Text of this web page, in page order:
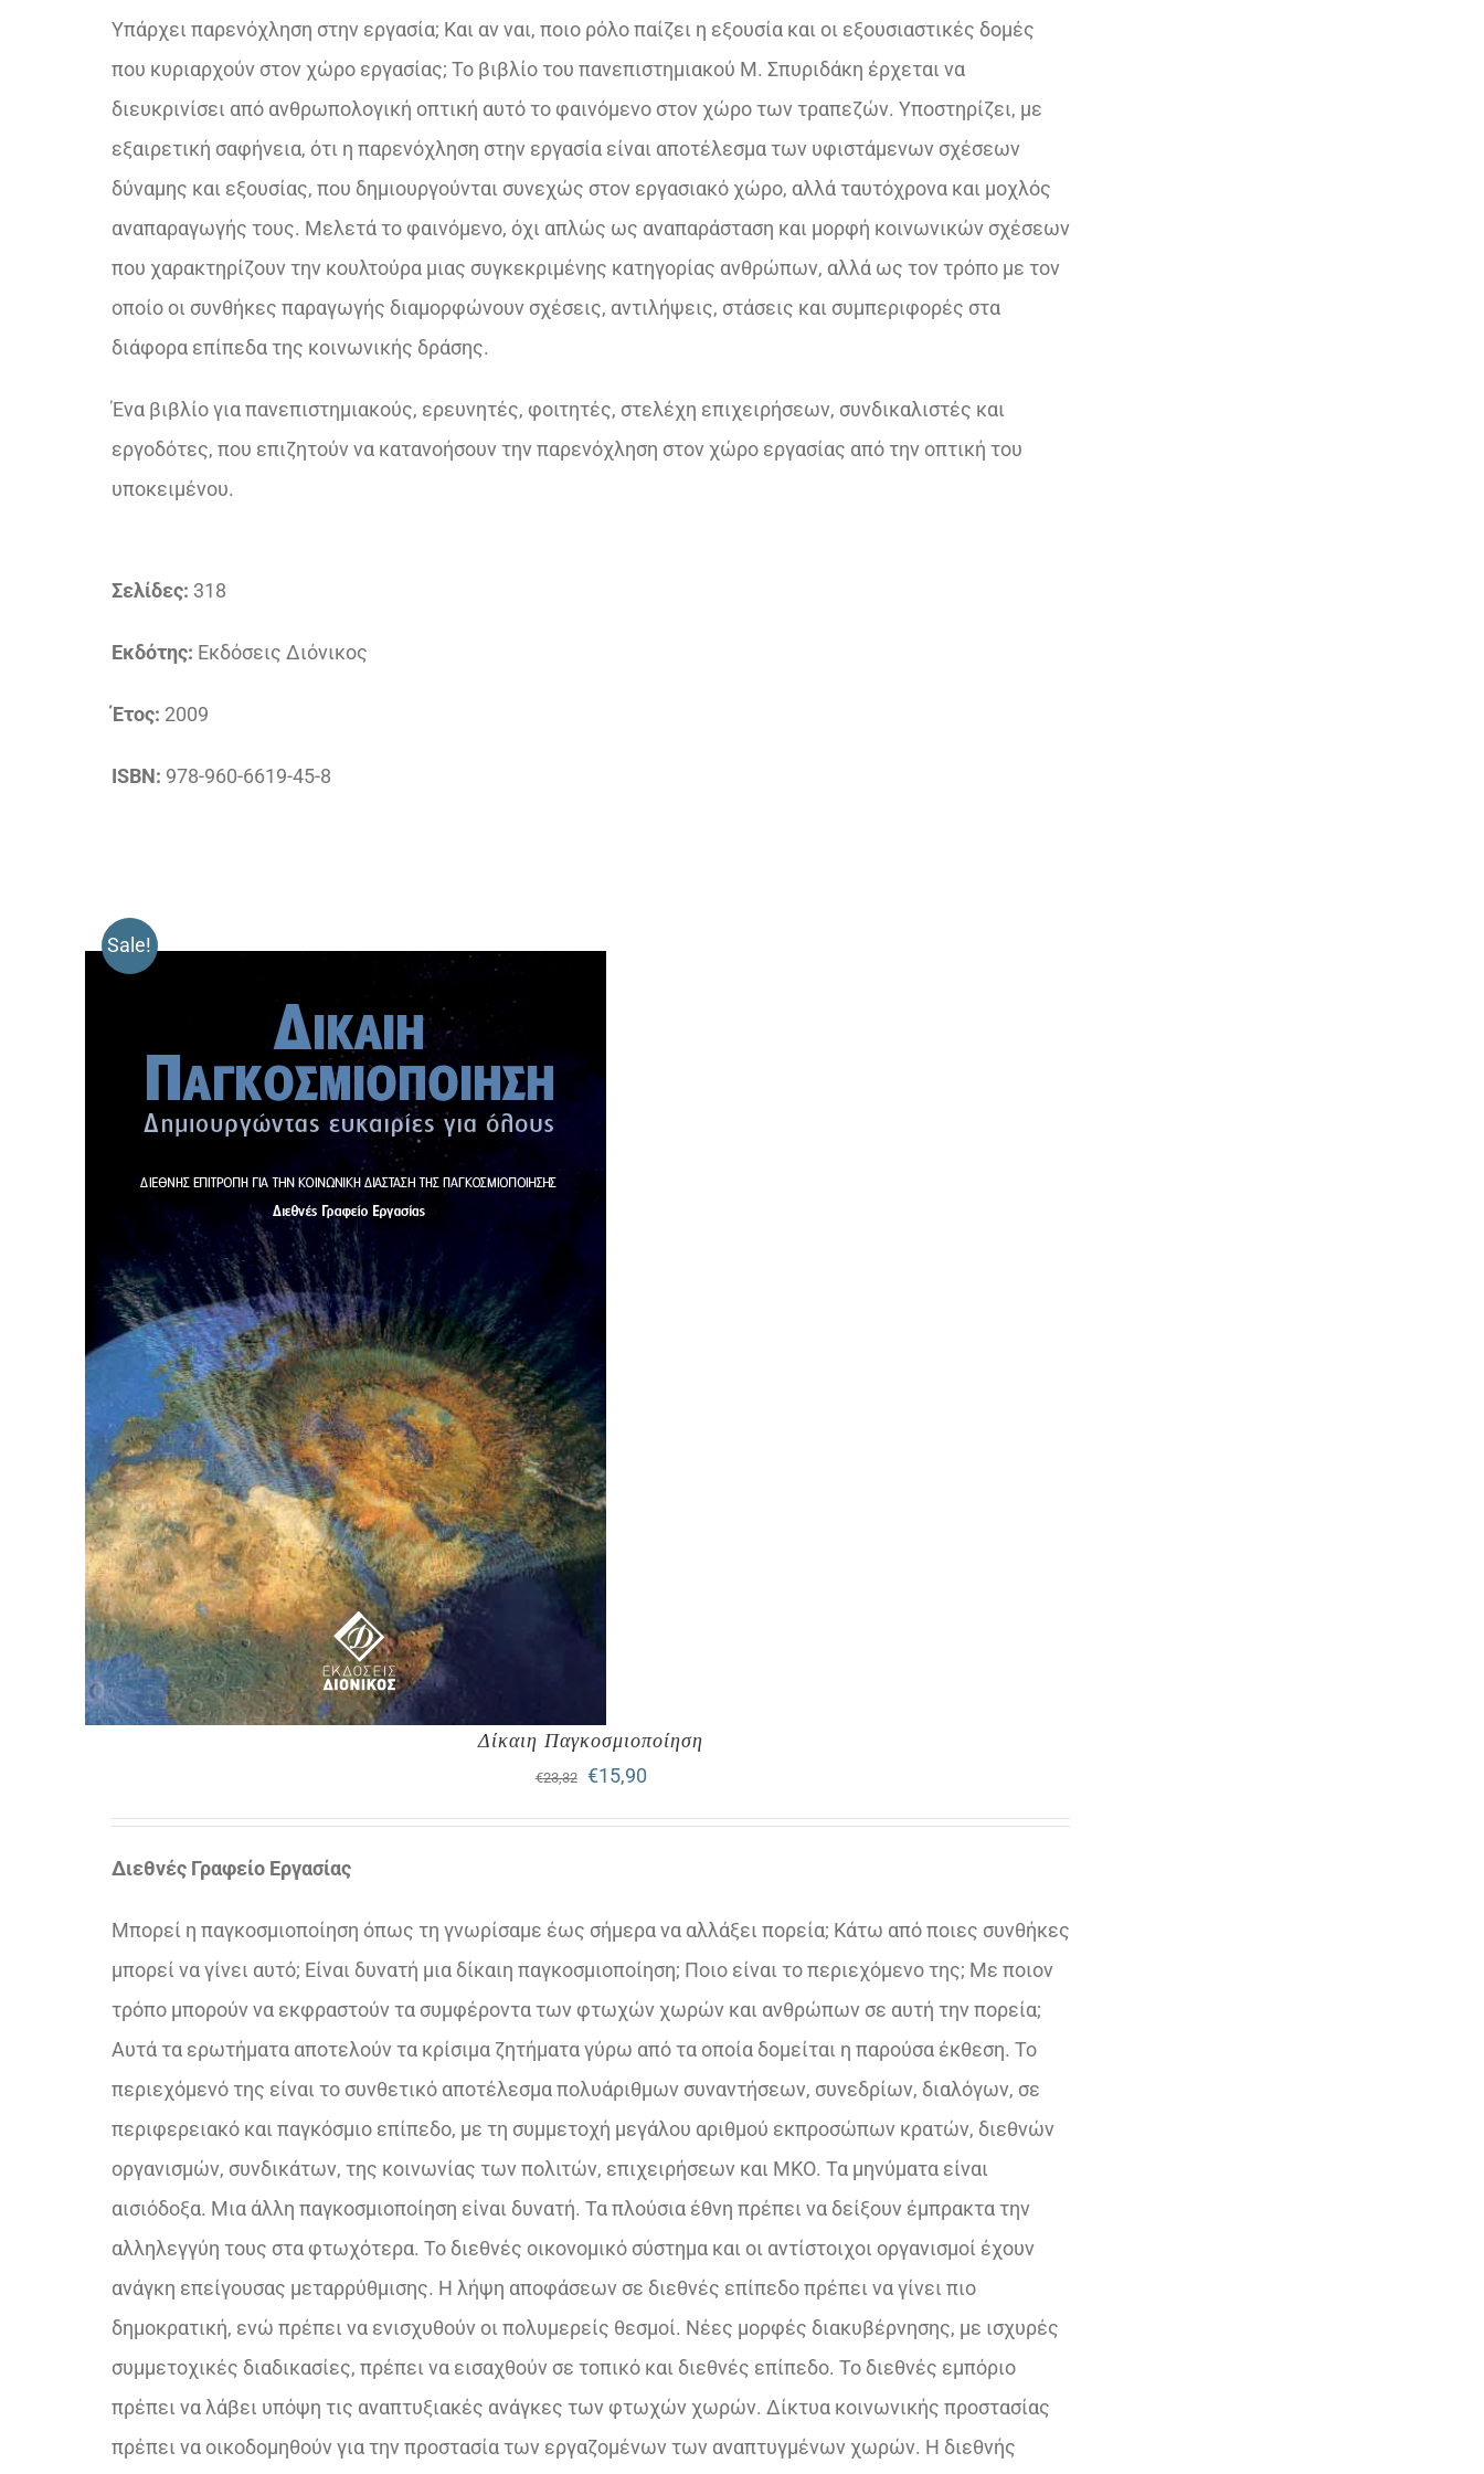
€18,02.
Υπάρχει παρενόχληση στην εργασία; Και αν ναι, ποιο ρόλο παίζει η εξουσία και οι εξουσιαστικές δομές
που κυριαρχούν στον χώρο εργασίας; Το βιβλίο του πανεπιστημιακού Μ. Σπυριδάκη έρχεται να
διευκρινίσει από ανθρωπολογική οπτική αυτό το φαινόμενο στον χώρο των τραπεζών. Υποστηρίζει, με
εξαιρετική σαφήνεια, ότι η παρενόχληση στην εργασία είναι αποτέλεσμα των υφιστάμενων σχέσεων
δύναμης και εξουσίας, που δημιουργούνται συνεχώς στον εργασιακό χώρο, αλλά ταυτόχρονα και μοχλός
αναπαραγωγής τους. Μελετά το φαινόμενο, όχι απλώς ως αναπαράσταση και μορφή κοινωνικών σχέσεων
που χαρακτηρίζουν την κουλτούρα μιας συγκεκριμένης κατηγορίας ανθρώπων, αλλά ως τον τρόπο με τον
οποίο οι συνθήκες παραγωγής διαμορφώνουν σχέσεις, αντιλήψεις, στάσεις και συμπεριφορές στα
διάφορα επίπεδα της κοινωνικής δράσης.
Ένα βιβλίο για πανεπιστημιακούς, ερευνητές, φοιτητές, στελέχη επιχειρήσεων, συνδικαλιστές και
εργοδότες, που επιζητούν να κατανοήσουν την παρενόχληση στον χώρο εργασίας από την οπτική του
υποκειμένου.
Σελίδες: 318
Εκδότης: Εκδόσεις Διόνικος
Έτος: 2009
ISBN: 978-960-6619-45-8
Sale!
Δίκαιη Παγκοσμιοποίηση
€23,32
Original
price
€15,90Η
τρέχουσα
€15,90.
Διεθνές Γραφείο Εργασίας
Μπορεί η παγκοσμιοποίηση όπως τη γνωρίσαμε έως σήμερα να αλλάξει πορεία; Κάτω από ποιες συνθήκες
μπορεί να γίνει αυτό; Είναι δυνατή μια δίκαιη παγκοσμιοποίηση; Ποιο είναι το περιεχόμενο της; Με ποιον
τρόπο μπορούν να εκφραστούν τα συμφέροντα των φτωχών χωρών και ανθρώπων σε αυτή την πορεία;
Αυτά τα ερωτήματα αποτελούν τα κρίσιμα ζητήματα γύρω από τα οποία δομείται η παρούσα έκθεση. Το
περιεχόμενό της είναι το συνθετικό αποτέλεσμα πολυάριθμων συναντήσεων, συνεδρίων, διαλόγων, σε
περιφερειακό και παγκόσμιο επίπεδο, με τη συμμετοχή μεγάλου αριθμού εκπροσώπων κρατών, διεθνών
οργανισμών, συνδικάτων, της κοινωνίας των πολιτών, επιχειρήσεων και ΜΚΟ. Τα μηνύματα είναι
αισιόδοξα. Μια άλλη παγκοσμιοποίηση είναι δυνατή. Τα πλούσια έθνη πρέπει να δείξουν έμπρακτα την
αλληλεγγύη τους στα φτωχότερα. Το διεθνές οικονομικό σύστημα και οι αντίστοιχοι οργανισμοί έχουν
ανάγκη επείγουσας μεταρρύθμισης. Η λήψη αποφάσεων σε διεθνές επίπεδο πρέπει να γίνει πιο
δημοκρατική, ενώ πρέπει να ενισχυθούν οι πολυμερείς θεσμοί. Νέες μορφές διακυβέρνησης, με ισχυρές
συμμετοχικές διαδικασίες, πρέπει να εισαχθούν σε τοπικό και διεθνές επίπεδο. Το διεθνές εμπόριο
πρέπει να λάβει υπόψη τις αναπτυξιακές ανάγκες των φτωχών χωρών. Δίκτυα κοινωνικής προστασίας
πρέπει να οικοδομηθούν για την προστασία των εργαζομένων των αναπτυγμένων χωρών. Η διεθνής